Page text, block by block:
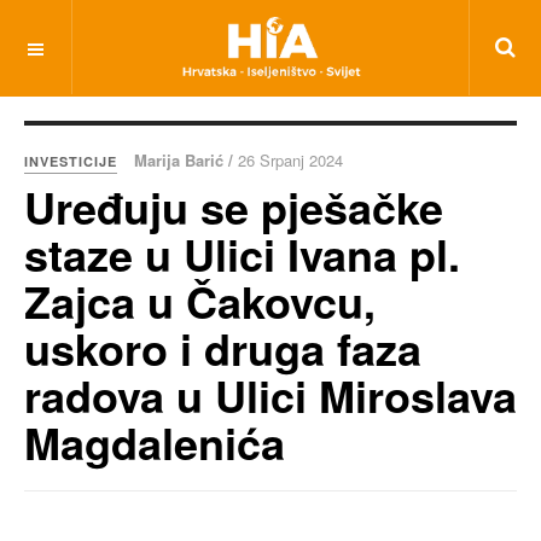
INVESTICIJE Marija Barić / 26 Srpanj 2024
Uređuju se pješačke
staze u Ulici Ivana pl.
Zajca u Čakovcu,
uskoro i druga faza
radova u Ulici Miroslava
Magdalenića